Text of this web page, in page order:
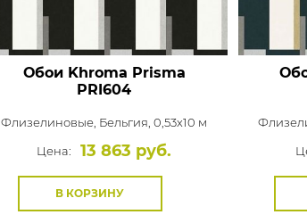
Обои Khroma Prisma
PRI604
Флизелиновые, Бельгия, 0,53x10 м
Цена:
13 863 руб.
В КОРЗИНУ